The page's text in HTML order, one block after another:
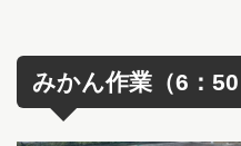
みかん作業（6：50